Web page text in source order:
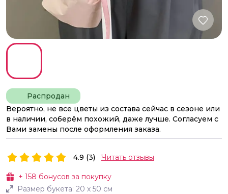
Распродан
Вероятно, не все цветы из состава сейчас в сезоне или
в наличии, соберём похожий, даже лучше. Согласуем с
Вами замены после оформления заказа.
+ 158 бонусов за покупку
Размер букета: 20 х 50 см
4.9 (3) Читать отзывы